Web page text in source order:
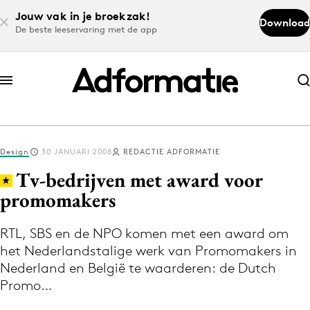
Jouw vak in je broekzak!
De beste leeservaring met de app
Download
Abonneer nu
Abonneer nu
Log in
Volg het laatste nieuws via de Adformatie
Nieuws app
Design 30 JANUARI 2008 REDACTIE ADFORMATIE
Tv-bedrijven met award voor
promomakers
RTL, SBS en de NPO komen met een award om
het Nederlandstalige werk van Promomakers in
Nederland en België te waarderen: de Dutch
Promo…